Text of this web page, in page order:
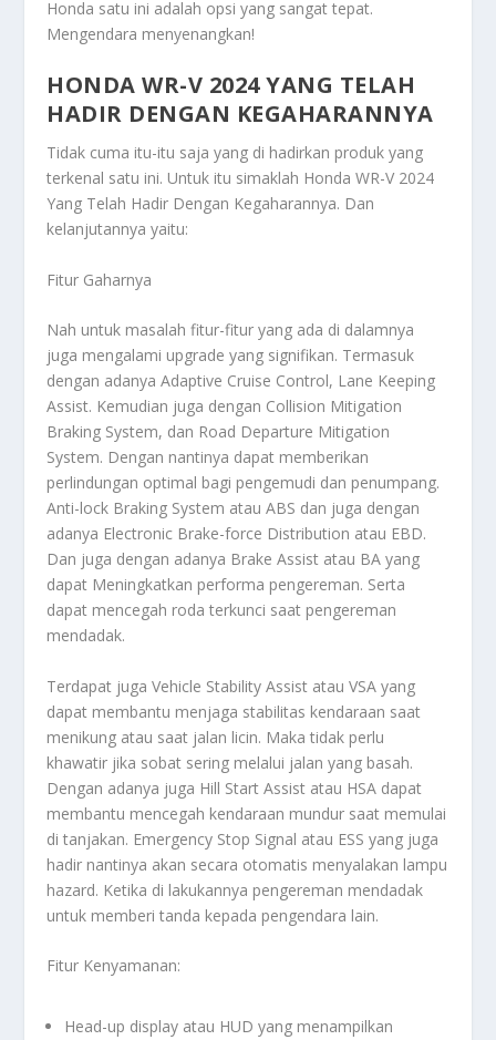
Honda satu ini adalah opsi yang sangat tepat.
Mengendara menyenangkan!
HONDA WR-V 2024 YANG TELAH
HADIR DENGAN KEGAHARANNYA
Tidak cuma itu-itu saja yang di hadirkan produk yang
terkenal satu ini. Untuk itu simaklah Honda WR-V 2024
Yang Telah Hadir Dengan Kegaharannya. Dan
kelanjutannya yaitu:
Fitur Gaharnya
Nah untuk masalah fitur-fitur yang ada di dalamnya
juga mengalami upgrade yang signifikan. Termasuk
dengan adanya Adaptive Cruise Control, Lane Keeping
Assist. Kemudian juga dengan Collision Mitigation
Braking System, dan Road Departure Mitigation
System. Dengan nantinya dapat memberikan
perlindungan optimal bagi pengemudi dan penumpang.
Anti-lock Braking System atau ABS dan juga dengan
adanya Electronic Brake-force Distribution atau EBD.
Dan juga dengan adanya Brake Assist atau BA yang
dapat Meningkatkan performa pengereman. Serta
dapat mencegah roda terkunci saat pengereman
mendadak.
Terdapat juga Vehicle Stability Assist atau VSA yang
dapat membantu menjaga stabilitas kendaraan saat
menikung atau saat jalan licin. Maka tidak perlu
khawatir jika sobat sering melalui jalan yang basah.
Dengan adanya juga Hill Start Assist atau HSA dapat
membantu mencegah kendaraan mundur saat memulai
di tanjakan. Emergency Stop Signal atau ESS yang juga
hadir nantinya akan secara otomatis menyalakan lampu
hazard. Ketika di lakukannya pengereman mendadak
untuk memberi tanda kepada pengendara lain.
Fitur Kenyamanan:
Head-up display atau HUD yang menampilkan